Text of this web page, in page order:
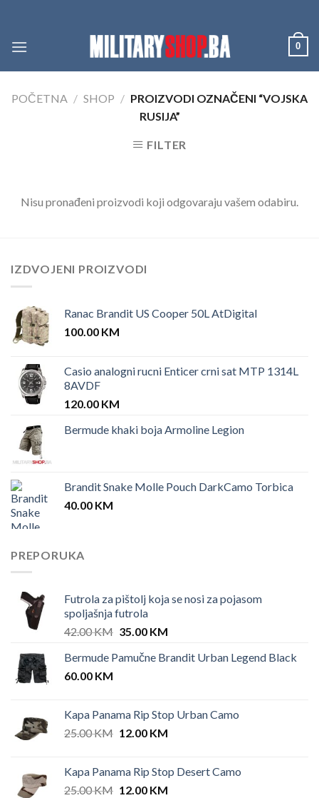
content
0
POČETNA / SHOP / PROIZVODI OZNAČENI “VOJSKA
RUSIJA”
FILTER
Nisu pronađeni proizvodi koji odgovaraju vašem odabiru.
IZDVOJENI PROIZVODI
Ranac Brandit US Cooper 50L AtDigital
100.00 KM
Casio analogni rucni Enticer crni sat MTP 1314L
8AVDF
120.00 KM
Bermude khaki boja Armoline Legion
Brandit Snake Molle Pouch DarkCamo Torbica
40.00 KM
PREPORUKA
Futrola za pištolj koja se nosi za pojasom
spoljašnja futrola
42.00KM Original
was:
35.00 KMCurrent
is:
Bermude Pamučne Brandit Urban Legend Black
60.00 KM
Kapa Panama Rip Stop Urban Camo
25.00KM Original
25.00 KM.
12.00 KMCurrent
12.00 KM.
Kapa Panama Rip Stop Desert Camo
25.00KM Original
12.00 KMCurrent